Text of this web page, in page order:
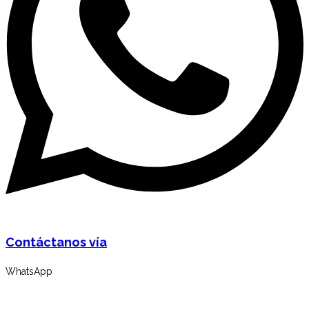
Contáctanos vía
WhatsApp